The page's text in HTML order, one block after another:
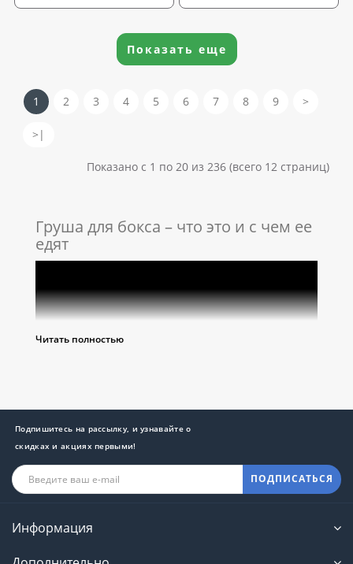
Показать еще
1 2 3 4 5 6 7 8 9 >
>|
Показано с 1 по 20 из 236 (всего 12 страниц)
Груша для бокса – что это и с чем ее
едят
единоборств, вы, скорее всего, придете к
Читать полностью
Подпишитесь на рассылку, и узнавайте о
скидках и акциях первыми!
ПОДПИСАТЬСЯ
Информация